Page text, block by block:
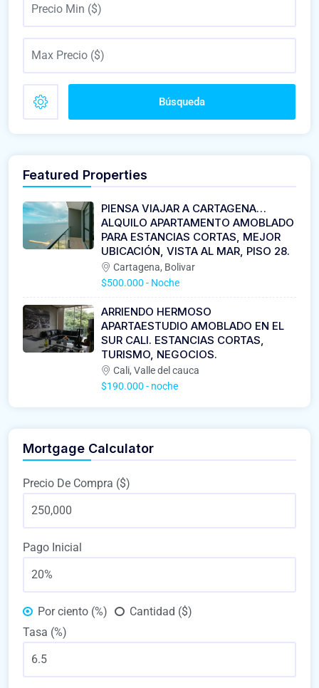
Búsqueda
Featured Properties
PIENSA VIAJAR A CARTAGENA…
ALQUILO APARTAMENTO AMOBLADO
PARA ESTANCIAS CORTAS, MEJOR
UBICACIÓN, VISTA AL MAR, PISO 28.
Cartagena, Bolivar
$500.000 - Noche
ARRIENDO HERMOSO
APARTAESTUDIO AMOBLADO EN EL
SUR CALI. ESTANCIAS CORTAS,
TURISMO, NEGOCIOS.
Cali, Valle del cauca
$190.000 - noche
Mortgage Calculator
Precio De Compra ($)
Pago Inicial
Por ciento (%)
Cantidad ($)
Tasa (%)